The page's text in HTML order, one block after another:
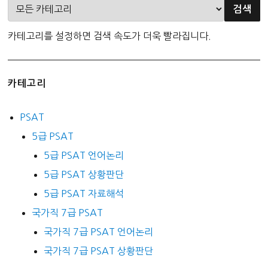
카테고리를 설정하면 검색 속도가 더욱 빨라집니다.
카테고리
PSAT
5급 PSAT
5급 PSAT 언어논리
5급 PSAT 상황판단
5급 PSAT 자료해석
국가직 7급 PSAT
국가직 7급 PSAT 언어논리
국가직 7급 PSAT 상황판단